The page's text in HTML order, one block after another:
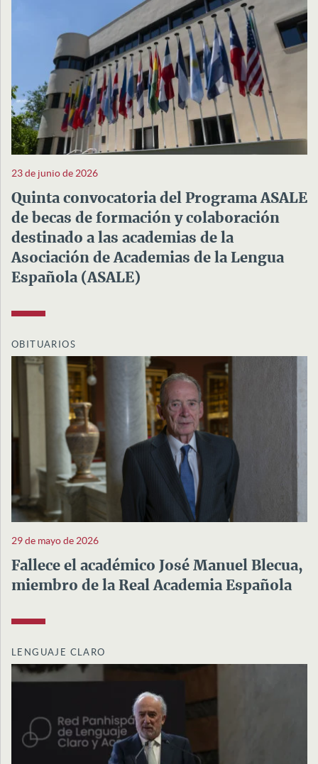
23 de junio de 2026
Quinta convocatoria del Programa ASALE
de becas de formación y colaboración
destinado a las academias de la
Asociación de Academias de la Lengua
Española (ASALE)
OBITUARIOS
29 de mayo de 2026
Fallece el académico José Manuel Blecua,
miembro de la Real Academia Española
LENGUAJE CLARO